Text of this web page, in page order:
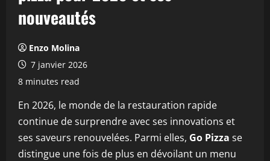
nouveautés
Enzo Molina
7 janvier 2026
8 minutes read
En 2026, le monde de la restauration rapide
continue de surprendre avec ses innovations et
ses saveurs renouvelées. Parmi elles, Go Pizza se
distingue une fois de plus en dévoilant un menu